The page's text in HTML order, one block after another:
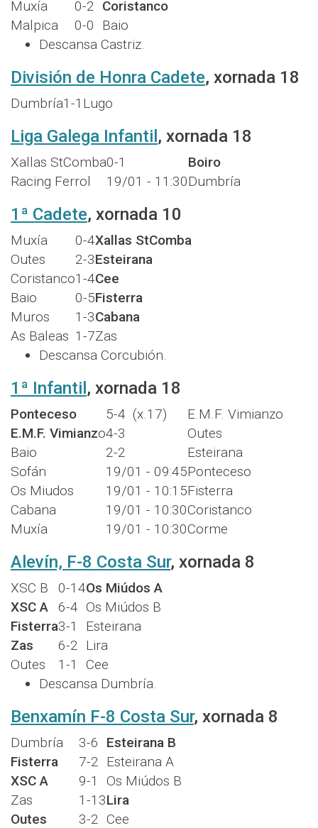
Muxía
0-2 Coristanco
Malpica
0-0
Baio
Descansa Castriz.
División de Honra Cadete, xornada 18
Dumbría1-1 Lugo
Liga Galega Infantil, xornada 18
Xallas StComba0-1
Boiro
Racing Ferrol
19/01 - 11:30Dumbría
1ª Cadete, xornada 10
Muxía 0-4Xallas StComba
Outes
2-3Esteirana
Coristanco1-4Cee
Baio
0-5Fisterra
Muros
1-3Cabana
As Baleas 1-7Zas
Descansa Corcubión.
1ª Infantil, xornada 18
Ponteceso 5-4 (x.17)
E.M.F. Vimianzo
E.M.F. Vimianzo4-3
Outes
Baio
2-2
Esteirana
Sofán
19/01 - 09:45Ponteceso
Os Miudos
19/01 - 10:15Fisterra
Cabana
19/01 - 10:30Coristanco
Muxía
19/01 - 10:30Corme
Alevín, F-8 Costa Sur, xornada 8
XSC B 0-14Os Miúdos A
XSC A
6-4 Os Miúdos B
Fisterra3-1
Esteirana
Zas
6-2 Lira
Outes
1-1
Cee
Descansa Dumbría.
Benxamín F-8 Costa Sur, xornada 8
Dumbría 3-6
Esteirana B
Fisterra
7-2 Esteirana A
XSC A
9-1
Os Miúdos B
Zas
1-13Lira
Outes
3-2 Cee